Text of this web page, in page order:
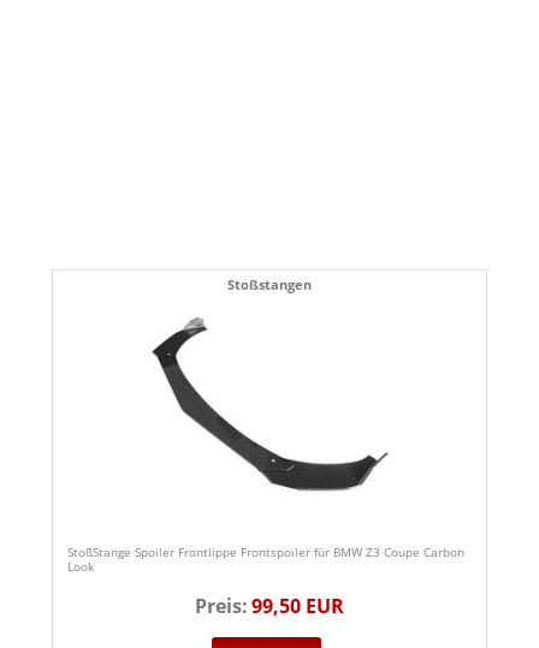
Stoßstangen
StoßStange Spoiler Frontlippe Frontspoiler für BMW Z3 Coupe Carbon
Look
Preis:99,50 EUR